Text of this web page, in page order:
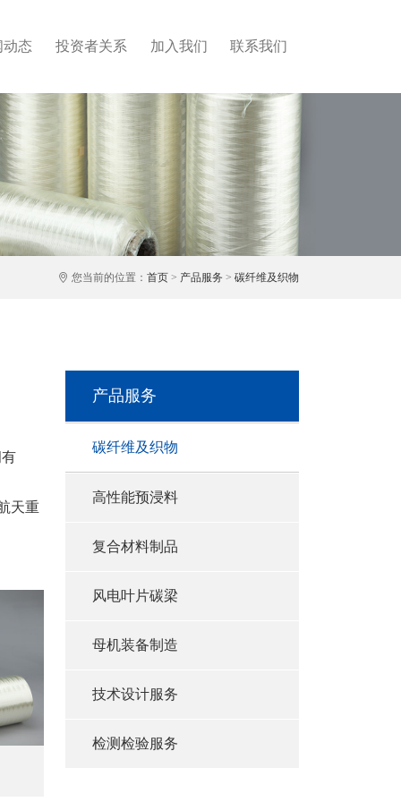
动态 投资者关系 加入我们 联系我们
您当前的位置： 首页 > 产品服务 > 碳纤维及织物
天重
产品服务
碳纤维及织物
高性能预浸料
复合材料制品
风电叶片碳梁
母机装备制造
技术设计服务
检测检验服务